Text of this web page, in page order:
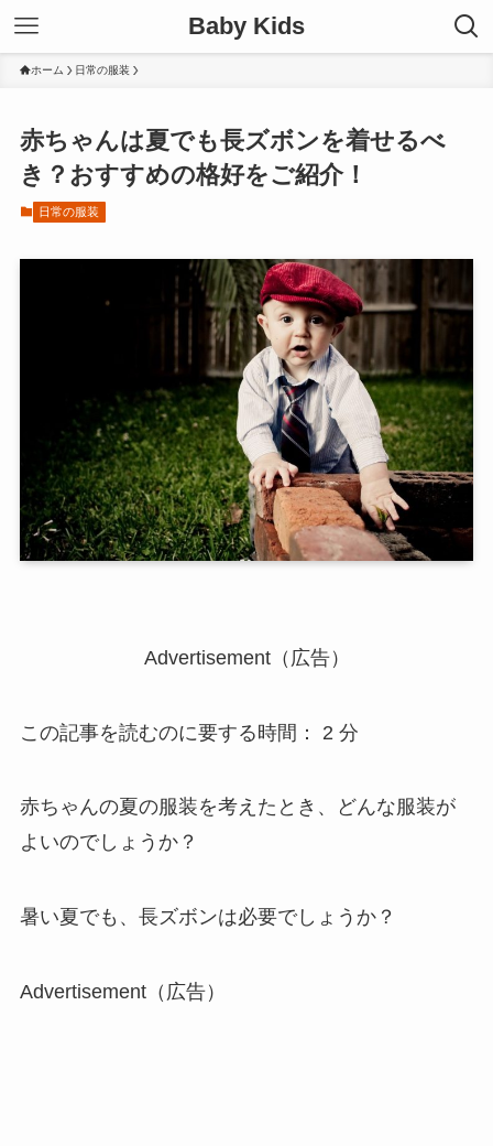
Baby Kids
ホーム 日常の服装
赤ちゃんは夏でも長ズボンを着せるべ
き？おすすめの格好をご紹介！
日常の服装
Advertisement（広告）
この記事を読むのに要する時間： 2 分
赤ちゃんの夏の服装を考えたとき、どんな服装が
よいのでしょうか？
暑い夏でも、長ズボンは必要でしょうか？
Advertisement（広告）